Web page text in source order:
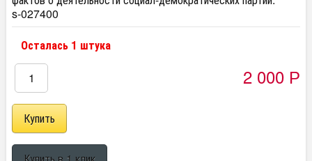
s-027400
Осталась 1 штука
2 000 Р